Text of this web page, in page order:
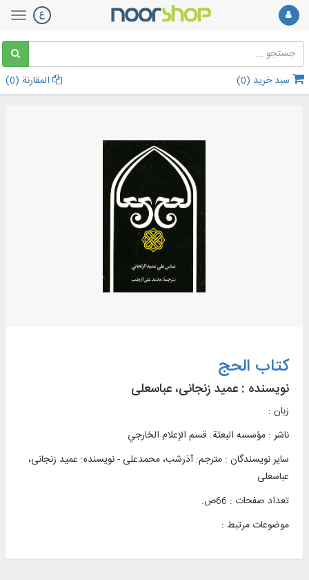
سبد خرید (0
) المقارنة (0
)
کتاب الحج
نویسنده : عمید زنجانی، عباسعلی
زبان :
ناشر : م‍ؤس‍س‍ه‌ ال‍ب‍ع‍ث‍ة. ق‍س‍م‌ الإع‍لام‌ ال‍خ‍ارج‍ي
سایر نویسندگان : مترجم: آذرشب، محمدعلی - نویسنده: عمید زنجانی،
عباسعلی
تعداد صفحات : 66ص.
موضوعات مرتبط :